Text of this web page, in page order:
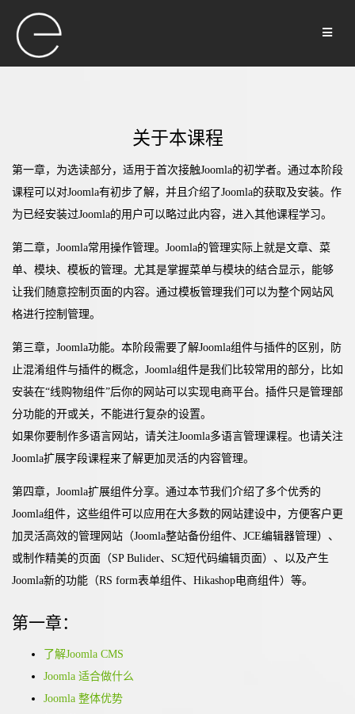
关于本课程
第一章，为选读部分，适用于首次接触Joomla的初学者。通过本阶段
课程可以对Joomla有初步了解，并且介绍了Joomla的获取及安装。作
为已经安装过Joomla的用户可以略过此内容，进入其他课程学习。
第二章，Joomla常用操作管理。Joomla的管理实际上就是文章、菜
单、模块、模板的管理。尤其是掌握菜单与模块的结合显示，能够
让我们随意控制页面的内容。通过模板管理我们可以为整个网站风
格进行控制管理。
第三章，Joomla功能。本阶段需要了解Joomla组件与插件的区别，防
止混淆组件与插件的概念，Joomla组件是我们比较常用的部分，比如
安装在“线购物组件”后你的网站可以实现电商平台。插件只是管理部
分功能的开或关，不能进行复杂的设置。
如果你要制作多语言网站，请关注Joomla多语言管理课程。也请关注
Joomla扩展字段课程来了解更加灵活的内容管理。
第四章，Joomla扩展组件分享。通过本节我们介绍了多个优秀的
Joomla组件，这些组件可以应用在大多数的网站建设中，方便客户更
加灵活高效的管理网站（Joomla整站备份组件、JCE编辑器管理）、
或制作精美的页面（SP Bulider、SC短代码编辑页面）、以及产生
Joomla新的功能（RS form表单组件、Hikashop电商组件）等。
第一章：
了解Joomla CMS
Joomla 适合做什么
Joomla 整体优势